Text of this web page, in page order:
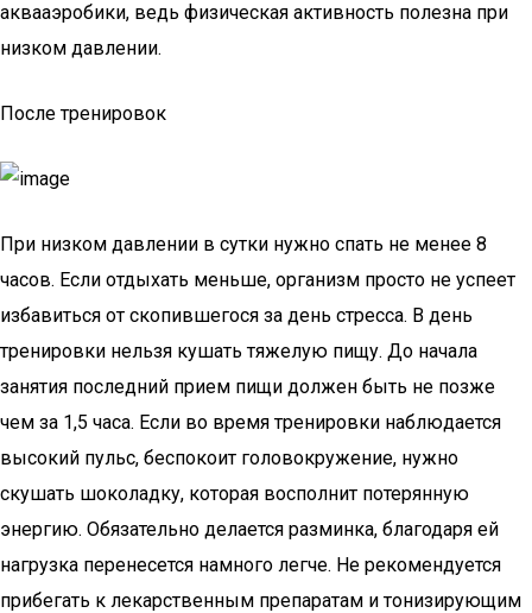
аквааэробики, ведь физическая активность полезна при
низком давлении.
После тренировок
При низком давлении в сутки нужно спать не менее 8
часов. Если отдыхать меньше, организм просто не успеет
избавиться от скопившегося за день стресса. В день
тренировки нельзя кушать тяжелую пищу. До начала
занятия последний прием пищи должен быть не позже
чем за 1,5 часа. Если во время тренировки наблюдается
высокий пульс, беспокоит головокружение, нужно
скушать шоколадку, которая восполнит потерянную
энергию. Обязательно делается разминка, благодаря ей
нагрузка перенесется намного легче. Не рекомендуется
прибегать к лекарственным препаратам и тонизирующим